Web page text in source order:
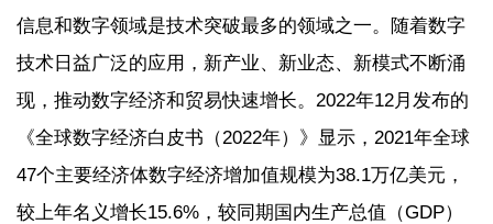
信息和数字领域是技术突破最多的领域之一。随着数字
技术日益广泛的应用，新产业、新业态、新模式不断涌
现，推动数字经济和贸易快速增长。2022年12月发布的
《全球数字经济白皮书（2022年）》显示，2021年全球
47个主要经济体数字经济增加值规模为38.1万亿美元，
较上年名义增长15.6%，较同期国内生产总值（GDP）